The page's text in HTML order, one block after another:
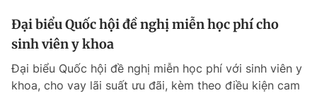
Đại biểu Quốc hội đề nghị miễn học phí cho
sinh viên y khoa
Đại biểu Quốc hội đề nghị miễn học phí với sinh viên y
khoa, cho vay lãi suất ưu đãi, kèm theo điều kiện cam